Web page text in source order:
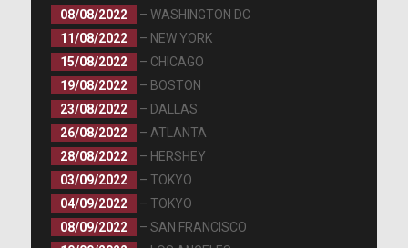
08/08/2022
– WASHINGTON DC
11/08/2022
– NEW YORK
15/08/2022
– CHICAGO
19/08/2022
– BOSTON
23/08/2022
– DALLAS
26/08/2022
– ATLANTA
28/08/2022
– HERSHEY
03/09/2022
– TOKYO
04/09/2022
– TOKYO
08/09/2022
– SAN FRANCISCO